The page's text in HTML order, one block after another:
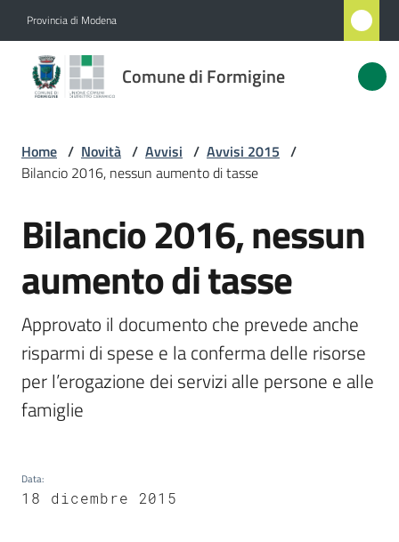
Provincia di Modena
Comune di Formigine
Comune
di
Novità
Servizi
Vivere
Formigine
Prenotazione
appuntamenti
Home / Novità / Avvisi / Avvisi 2015 /
Bilancio 2016, nessun aumento di tasse
Salta al contenuto
Bilancio 2016, nessun
aumento di tasse
Approvato il documento che prevede anche
risparmi di spese e la conferma delle risorse
per l’erogazione dei servizi alle persone e alle
famiglie
Data:
18 dicembre 2015